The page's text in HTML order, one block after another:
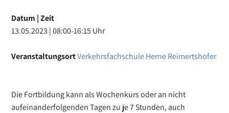
Datum | Zeit
13.05.2023 | 08:00-16:15 Uhr
VeranstaltungsortVerkehrsfachschule Herne Reimertshofer
Die Fortbildung kann als Wochenkurs oder an nicht
aufeinanderfolgenden Tagen zu je 7 Stunden, auch